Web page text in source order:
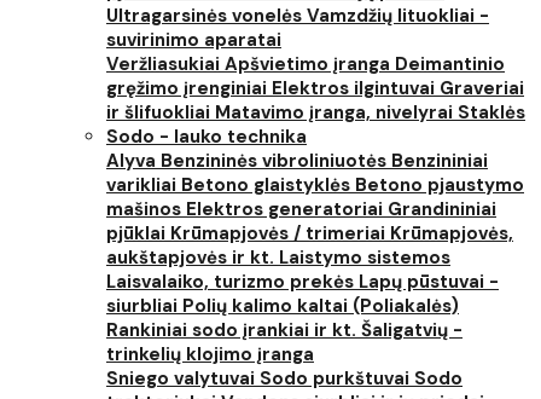
Ultragarsinės vonelės Vamzdžių lituokliai -
suvirinimo aparatai
Veržliasukiai Apšvietimo įranga Deimantinio
gręžimo įrenginiai Elektros ilgintuvai Graveriai
ir šlifuokliai Matavimo įranga, nivelyrai Staklės
Sodo - lauko technika
Alyva Benzininės vibroliniuotės Benzininiai
varikliai Betono glaistyklės Betono pjaustymo
mašinos Elektros generatoriai Grandininiai
pjūklai Krūmapjovės / trimeriai Krūmapjovės,
aukštapjovės ir kt. Laistymo sistemos
Laisvalaiko, turizmo prekės Lapų pūstuvai -
siurbliai Polių kalimo kaltai (Poliakalės)
Rankiniai sodo įrankiai ir kt. Šaligatvių -
trinkelių klojimo įranga
Sniego valytuvai Sodo purkštuvai Sodo